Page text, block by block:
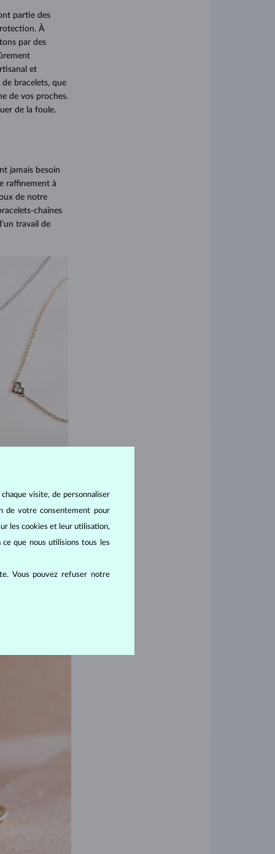
partie des
À
par des
et
bracelets, que
de vos proches.
de la foule.
jamais besoin
raffinement à
de notre
chaînes
travail de
bras. Cette
satisfaire à la
visite, de personnaliser
de votre consentement pour
les cookies et leur utilisation,
que nous utilisions tous les
Vous pouvez refuser notre